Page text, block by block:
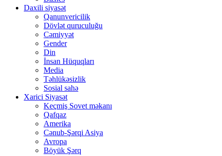
Daxili siyasət
Qanunvericilik
Dövlət quruculuğu
Cəmiyyət
Gender
Din
İnsan Hüquqları
Media
Təhlükəsizlik
Sosial sahə
Xarici Siyasət
Keçmiş Sovet məkanı
Qafqaz
Amerika
Cənub-Şərqi Asiya
Avropa
Böyük Şərq